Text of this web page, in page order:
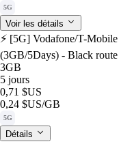
5G
Voir les détails
⚡️ [5G] Vodafone/T-
(3GB/5Days) - Black route
3GB
5 jours
0,71 $US
0,24 $US/GB
5G
Détails